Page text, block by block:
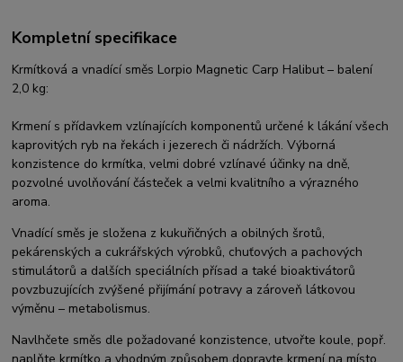
Kompletní specifikace
Krmítková a vnadící směs Lorpio Magnetic Carp Halibut – balení
2,0 kg:
Krmení s přídavkem vzlínajících komponentů určené k lákání všech
kaprovitých ryb na řekách i jezerech či nádržích. Výborná
konzistence do krmítka, velmi dobré vzlínavé účinky na dně,
pozvolné uvolňování částeček a velmi kvalitního a výrazného
aroma.
Vnadící směs je složena z kukuřičných a obilných šrotů,
pekárenských a cukrářských výrobků, chuťových a pachových
stimulátorů a dalších speciálních přísad a také bioaktivátorů
povzbuzujících zvýšené přijímání potravy a zároveň látkovou
výměnu – metabolismus.
Navlhčete směs dle požadované konzistence, utvořte koule, popř.